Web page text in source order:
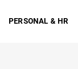
PERSONAL & HR